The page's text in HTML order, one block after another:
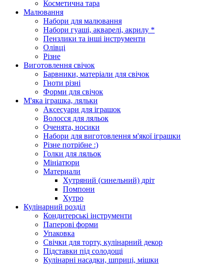
Косметична тара
Малювання
Набори для малювання
Набори гуаші, акварелі, акрилу *
Пензлики та інші інструменти
Олівці
Різне
Виготовлення свічок
Барвники, матеріали для свічок
Гноти різні
Форми для свічок
М'яка іграшка, ляльки
Аксесуари для іграшок
Волосся для ляльок
Оченята, носики
Набори для виготовлення м'якої іграшки
Різне потрібне :)
Голки для ляльок
Мініатюри
Материали
Хутряний (синельний) дріт
Помпони
Хутро
Кулінарний розділ
Кондитерські інструменти
Паперові форми
Упаковка
Свічки для торту, кулінарний декор
Підставки під солодощі
Кулінарні насадки, шприці, мішки